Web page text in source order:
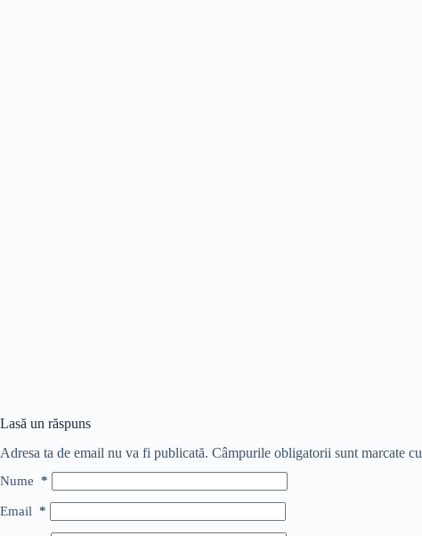
Lasă un răspuns
Adresa ta de email nu va fi publicată. Câmpurile obligatorii sunt marcate cu
Nume *
Email *